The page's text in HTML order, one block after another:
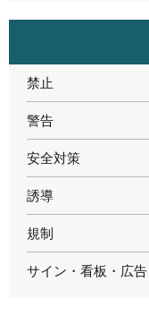
禁止
警告
安全対策
誘導
規制
サイン・看板・広告